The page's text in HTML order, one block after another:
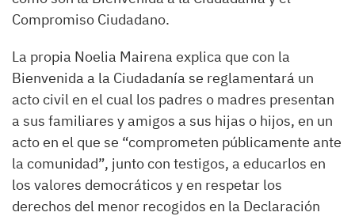
Compromiso Ciudadano.
La propia Noelia Mairena explica que con la
Bienvenida a la Ciudadanía se reglamentará un
acto civil en el cual los padres o madres presentan
a sus familiares y amigos a sus hijas o hijos, en un
acto en el que se “comprometen públicamente ante
la comunidad”, junto con testigos, a educarlos en
los valores democráticos y en respetar los
derechos del menor recogidos en la Declaración